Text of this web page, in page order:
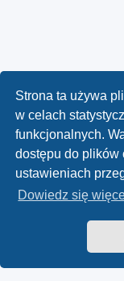
Strona ta używa
w celach
funkcjonalnych.
dostępu do plików
ustawieniach
Dowiedz się